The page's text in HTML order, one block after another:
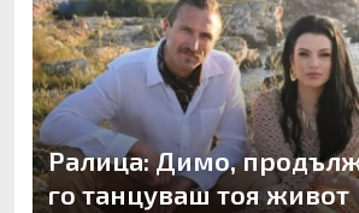
Ралица: Димо,
го танцуваш тоя живот